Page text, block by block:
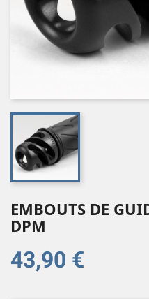
EMBOUTS DE
DPM
43,90 €